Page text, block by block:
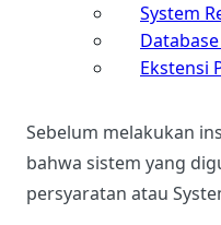
System
Ekstensi
Sebelum melakukan
bahwa sistem yang
persyaratan atau